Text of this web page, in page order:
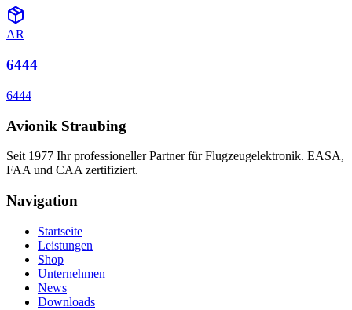
AR
6444
6444
Avionik Straubing
Seit 1977 Ihr professioneller Partner für Flugzeugelektronik. EASA,
FAA und CAA zertifiziert.
Navigation
Startseite
Leistungen
Shop
Unternehmen
News
Downloads